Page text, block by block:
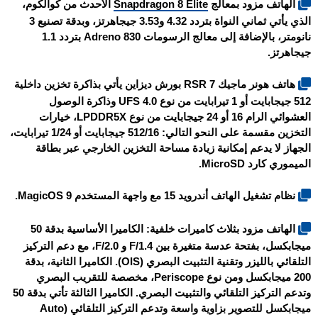
الهاتف مزود بمعالج Snapdragon 8 Elite الأحدث من كوالكوم،
الذي يأتي ثماني النواة بتردد 4.32 و3.53 جيجاهرتز، وبدقة تصنيع 3
نانومتر، بالإضافة إلى معالج الرسومات Adreno 830 بتردد 1.1
جيجاهرتز.
هاتف هونر ماجيك 7 RSR بورش ديزاين يأتي بذاكرة تخزين داخلية
512 جيجابايت أو 1 تيرابايت من نوع UFS 4.0 وذاكرة الوصول
العشوائي الرام 16 أو 24 جيجابايت من نوع LPDDR5X، خيارات
التخزين مقسمة على النحو التالي: 512/16 جيجابايت أو 1/24 تيرابايت،
الجهاز لا يدعم إمكانية زيادة مساحة التخزين الخارجي عبر بطاقة
الميموري كارد MicroSD.
نظام تشغيل الهاتف أندرويد 15 مع واجهة المستخدم MagicOS 9.
الهاتف مزود بثلاث كاميرات خلفية: الكاميرا الأساسية بدقة 50
ميجابكسل، بفتحة عدسة متغيرة بين F/1.4 و F/2.0، مع دعم التركيز
التلقائي بالليزر وتقنية التثبيت البصري (OIS). الكاميرا الثانية، بدقة
200 ميجابكسل ومن نوع Periscope، مخصصة للتقريب البصري
وتدعم التركيز التلقائي والتثبيت البصري. الكاميرا الثالثة تأتي بدقة 50
ميجابكسل للتصوير بزاوية واسعة وتدعم التركيز التلقائي (Auto